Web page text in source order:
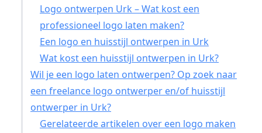
Logo ontwerpen Urk – Wat kost een
professioneel logo laten maken?
Een logo en huisstijl ontwerpen in Urk
Wat kost een huisstijl ontwerpen in Urk?
Wil je een logo laten ontwerpen? Op zoek naar
een freelance logo ontwerper en/of huisstijl
ontwerper in Urk?
Gerelateerde artikelen over een logo maken